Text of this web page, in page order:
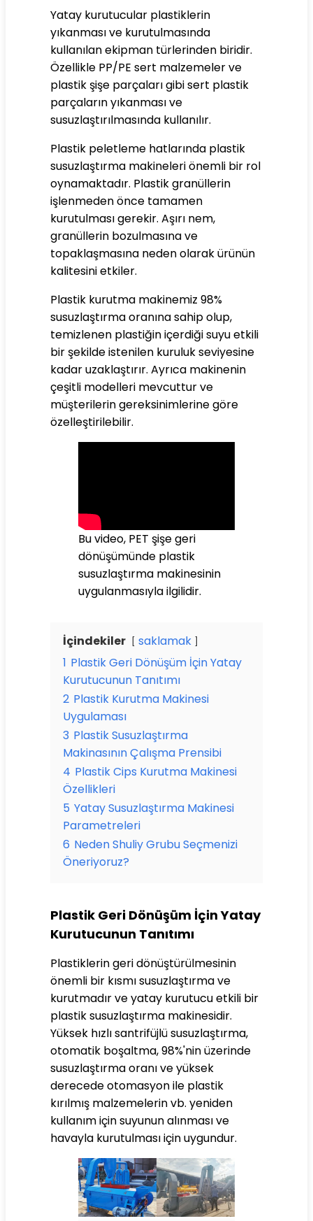
Yatay kurutucular plastiklerin
yıkanması ve kurutulmasında
kullanılan ekipman türlerinden biridir.
Özellikle PP/PE sert malzemeler ve
plastik şişe parçaları gibi sert plastik
parçaların yıkanması ve
susuzlaştırılmasında kullanılır.
Plastik peletleme hatlarında plastik
susuzlaştırma makineleri önemli bir rol
oynamaktadır. Plastik granüllerin
işlenmeden önce tamamen
kurutulması gerekir. Aşırı nem,
granüllerin bozulmasına ve
topaklaşmasına neden olarak ürünün
kalitesini etkiler.
Plastik kurutma makinemiz 98%
susuzlaştırma oranına sahip olup,
temizlenen plastiğin içerdiği suyu etkili
bir şekilde istenilen kuruluk seviyesine
kadar uzaklaştırır. Ayrıca makinenin
çeşitli modelleri mevcuttur ve
müşterilerin gereksinimlerine göre
özelleştirilebilir.
Bu video, PET şişe geri
dönüşümünde plastik
susuzlaştırma makinesinin
uygulanmasıyla ilgilidir.
İçindekiler
saklamak
1 Plastik Geri Dönüşüm İçin Yatay
Kurutucunun Tanıtımı
2 Plastik Kurutma Makinesi
Uygulaması
3 Plastik Susuzlaştırma
Makinasının Çalışma Prensibi
4 Plastik Cips Kurutma Makinesi
Özellikleri
5 Yatay Susuzlaştırma Makinesi
Parametreleri
6 Neden Shuliy Grubu Seçmenizi
Öneriyoruz?
Plastik Geri Dönüşüm İçin Yatay
Kurutucunun Tanıtımı
Plastiklerin geri dönüştürülmesinin
önemli bir kısmı susuzlaştırma ve
kurutmadır ve yatay kurutucu etkili bir
plastik susuzlaştırma makinesidir.
Yüksek hızlı santrifüjlü susuzlaştırma,
otomatik boşaltma, 98%'nin üzerinde
susuzlaştırma oranı ve yüksek
derecede otomasyon ile plastik
kırılmış malzemelerin vb. yeniden
kullanım için suyunun alınması ve
havayla kurutulması için uygundur.